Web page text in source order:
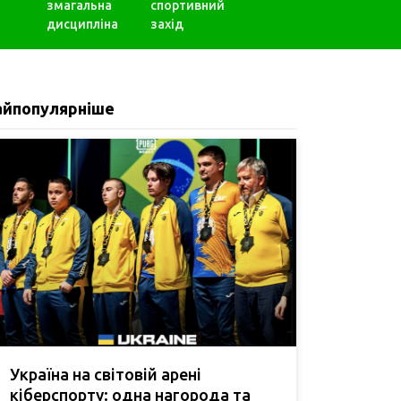
змагальна
дисципліна
спортивний
захід
Україна на світовій арені
кіберспорту: одна нагорода та